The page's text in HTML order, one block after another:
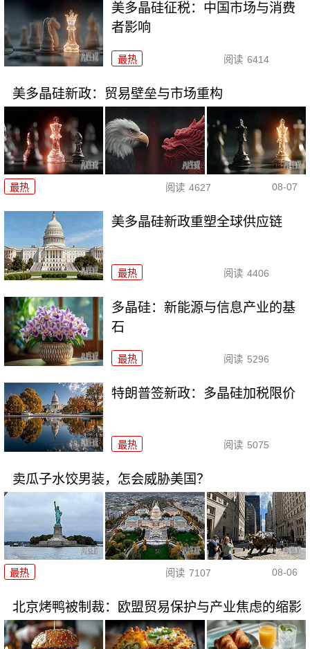
美多晶硅征税：中国市场与消费
者影响
最热 阅读 6414
美多晶硅新政：贸易壁垒与市场重构
最热 阅读 4627 08-07
美多晶硅新政重塑全球供应链
最热 阅读 4406
多晶硅：新能源与信息产业的基
石
最热 阅读 5296
特朗普签新政：多晶硅加税限价
最热 阅读 5075
卖瓜子水饺男装，怎会威胁美国？
最热 阅读 7107 08-06
北京烤鸭被制裁：欧盟贸易保护与产业焦虑的缩影